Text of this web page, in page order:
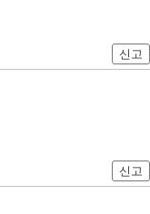
신고
신고